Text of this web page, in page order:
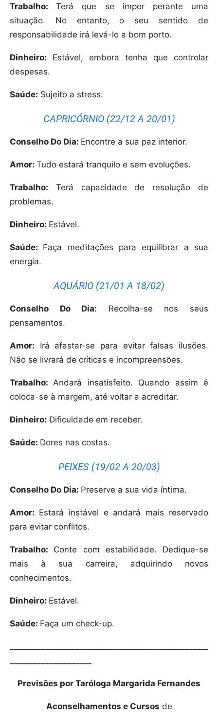
Trabalho:Terá que se impor perante uma
situação. No entanto, o seu sentido de
responsabilidade irá levá-lo a bom porto.
Dinheiro: Estável, embora tenha que controlar
despesas.
Saúde: Sujeito a stress.
CAPRICÓRNIO (22/12 A 20/01)
Conselho Do Dia: Encontre a sua paz interior.
Amor: Tudo estará tranquilo e sem evoluções.
Trabalho: Terá capacidade de resolução de
problemas.
Dinheiro: Estável.
Saúde: Faça meditações para equilibrar a sua
energia.
AQUÁRIO (21/01 A 18/02)
Conselho Do Dia: Recolha-se nos seus
pensamentos.
Amor: Irá afastar-se para evitar falsas ilusões.
Não se livrará de críticas e incompreensões.
Trabalho:Andará insatisfeito. Quando assim é
coloca-se à margem, até voltar a acreditar.
Dinheiro: Dificuldade em receber.
Saúde: Dores nas costas.
PEIXES (19/02 A 20/03)
Conselho Do Dia: Preserve a sua vida íntima.
Amor: Estará instável e andará mais reservado
para evitar conflitos.
Trabalho: Conte com estabilidade. Dedique-se
mais à sua carreira, adquirindo novos
conhecimentos.
Dinheiro: Estável.
Saúde: Faça um check-up.
Previsões por Taróloga Margarida Fernandes
Aconselhamentos e Cursos de